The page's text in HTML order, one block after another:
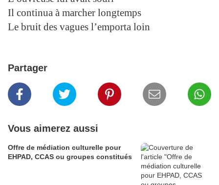
Il continua à marcher longtemps
Le bruit des vagues l’emporta loin
Partager
Vous aimerez aussi
Offre de médiation culturelle pour
EHPAD, CCAS ou groupes constitués